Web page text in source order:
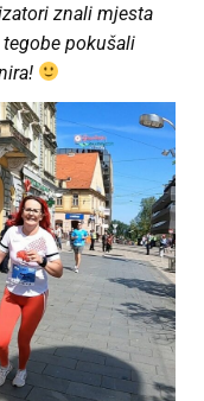
znali mjesta
pokušali